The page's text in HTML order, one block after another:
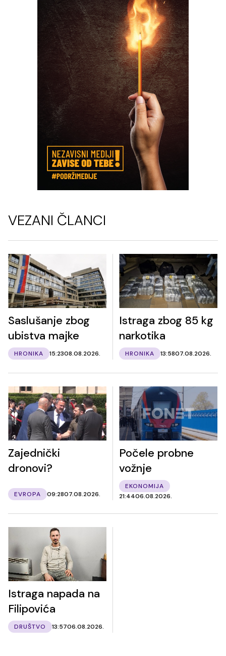
VEZANI ČLANCI
Saslušanje zbog
ubistva majke
HRONIKA 15:2308.08.2026.
Istraga zbog 85 kg
narkotika
HRONIKA 13:5807.08.2026.
Zajednički
dronovi?
EVROPA 09:2807.08.2026.
Počele probne
vožnje
EKONOMIJA
21:4406.08.2026.
Istraga napada na
Filipovića
DRUŠTVO 13:5706.08.2026.